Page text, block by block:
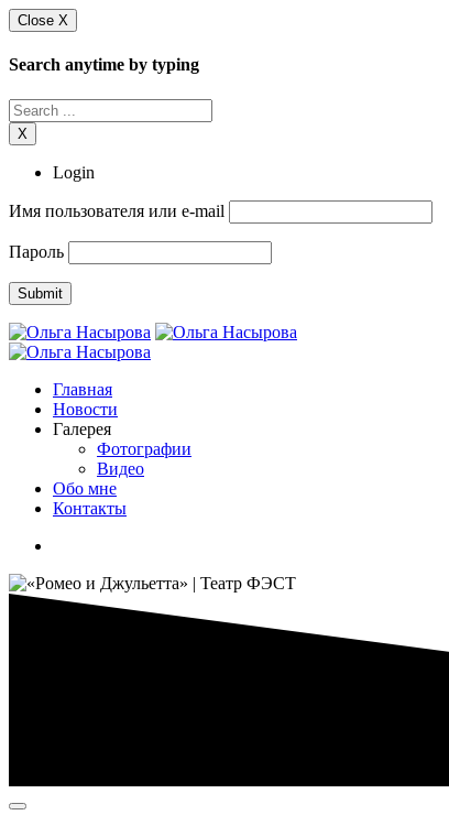
Close X
Search anytime by typing
X
Login
Имя пользователя или e-mail
Пароль
Главная
Новости
Галерея
Фотографии
Видео
Обо мне
Контакты